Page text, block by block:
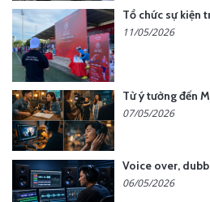
11/05/2026
07/05/2026
06/05/2026